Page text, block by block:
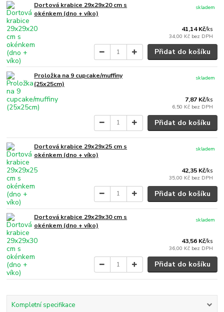
Dortová krabice 29x29x20 cm s
okénkem (dno + víko)
41,14 Kč/ks
34,00 Kč bez DPH
skladem
Přidat do košíku
Proložka na 9 cupcake/muffiny
(25x25cm)
7,87 Kč/ks
6,50 Kč bez DPH
skladem
Přidat do košíku
Dortová krabice 29x29x25 cm s
okénkem (dno + víko)
42,35 Kč/ks
35,00 Kč bez DPH
skladem
Přidat do košíku
Dortová krabice 29x29x30 cm s
okénkem (dno + víko)
43,56 Kč/ks
36,00 Kč bez DPH
skladem
Přidat do košíku
Kompletní specifikace